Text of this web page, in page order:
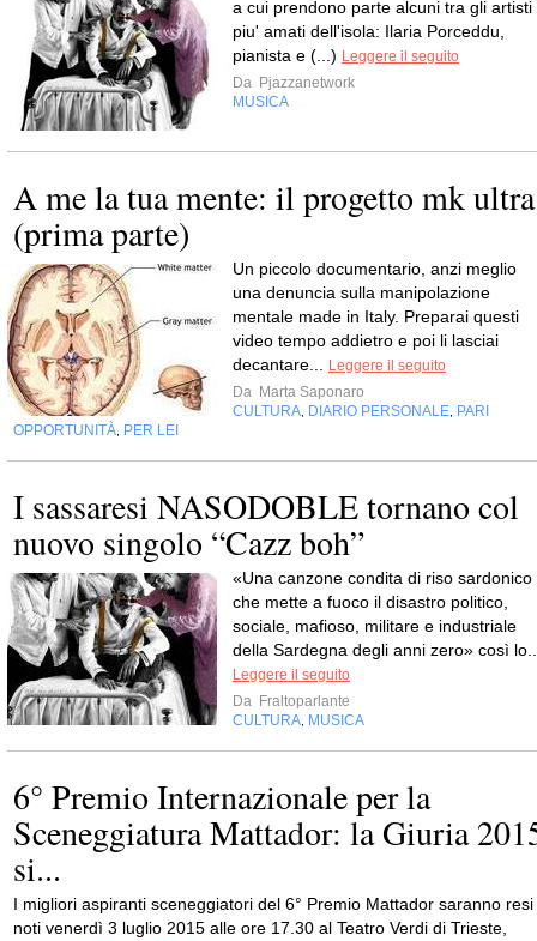
a cui prendono parte alcuni tra gli artisti
piu' amati dell'isola: Ilaria Porceddu,
pianista e (...) Leggere il seguito
Da Pjazzanetwork
MUSICA
A me la tua mente: il progetto mk ultra
(prima parte)
Un piccolo documentario, anzi meglio
una denuncia sulla manipolazione
mentale made in Italy. Preparai questi
video tempo addietro e poi li lasciai
decantare...
Leggere il seguito
Da Marta Saponaro
CULTURA DIARIO PERSONALE PARI
OPPORTUNITÀ PER LEI
I sassaresi NASODOBLE tornano col
nuovo singolo “Cazz boh”
«Una canzone condita di riso sardonico
che mette a fuoco il disastro politico,
sociale, mafioso, militare e industriale
della Sardegna degli anni zero» così
Leggere il seguito
Da Fraltoparlante
CULTURA MUSICA
6° Premio Internazionale per la
Sceneggiatura Mattador: la Giuria
si...
I migliori aspiranti sceneggiatori del 6° Premio Mattador saranno resi
noti venerdì 3 luglio 2015 alle ore 17.30 al Teatro Verdi di Trieste,